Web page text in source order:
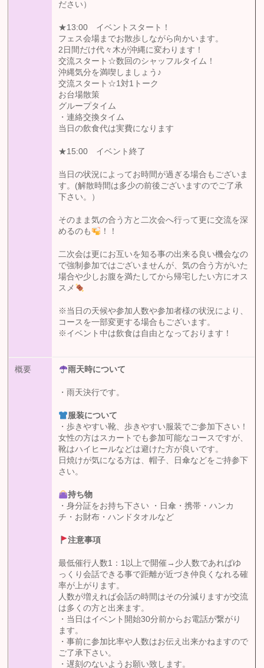
ださい）
★13:00 イベントスタート！
フェス会場までお散歩しながら向かいます。
2日間だけ代々木が沖縄に変わります！
交流スタート☆数回のシャッフルタイム！
沖縄気分を満喫しましょう♪
交流スタート☆1対1トーク
お台場散策
グループタイム
・連絡交換タイム
当日の飲食代は実費になります
★15:00 イベント終了
当日の状況によってお時間が過ぎる場合もございま
す。(解散時間は多少の前後ございますのでご了承
下さい。）
そのまま気の合う方と二次会へ行って更に交流を深
めるのも
！！
二次会は更にお互いを知る事の出来る良い機会なの
で強制参加ではございませんが、気の合う方がいた
場合や少しお腹を満たしてから帰宅したい方にオス
スメ
※当日の天候や参加人数や参加者様の状況により、
コースを一部変更する場合もございます。
※イベント中は飲食は自由となっております！
概要 雨天時について
・雨天決行です。
服装について
・歩きやすい靴、歩きやすい服装でご参加下さい！
女性の方はスカートでも参加可能なコースですが、
靴はハイヒールなどは避けた方が良いです。
日焼けが気になる方は、帽子、日傘などをご持参下
さい。
持ち物
・身分証をお持ち下さい ・日傘・携帯・ハンカ
チ・お財布・ハンドタオルなど
注意事項
最低催行人数1：1以上で開催→少人数であればゆ
っくり会話できる事で距離が近づき仲良くなれる確
率が上がります。
人数が増えれば会話の時間はその分減りますが交流
は多くの方と出来ます。
・当日はイベント開始30分前からお電話が繋がり
ます。
・事前に参加比率や人数はお伝え出来かねますので
ご了承下さい。
・遅刻のないようお願い致します。